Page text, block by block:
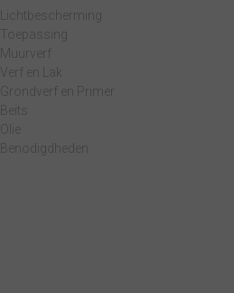
Lichtbescherming
Toepassing
Muurverf
Verf en Lak
Grondverf en Primer
Beits
Olie
Benodigdheden